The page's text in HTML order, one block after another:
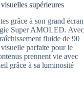
supérieures
grâce à son grand écran
Super AMOLED. Avec
fluide de 90
parfaite pour le
prennent vie avec
grâce à sa luminosité